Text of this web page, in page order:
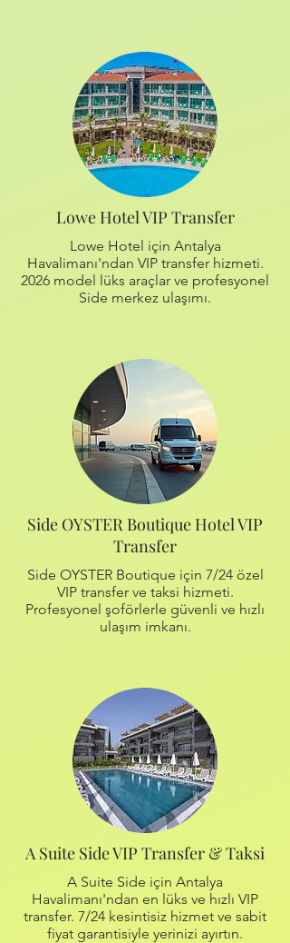
Lowe Hotel VIP Transfer
Lowe Hotel için Antalya
Havalimanı'ndan VIP transfer hizmeti.
2026 model lüks araçlar ve profesyonel
Side merkez ulaşımı.
Side OYSTER Boutique Hotel VIP
Transfer
Side OYSTER Boutique için 7/24 özel
VIP transfer ve taksi hizmeti.
Profesyonel şoförlerle güvenli ve hızlı
ulaşım imkanı.
A Suite Side VIP Transfer & Taksi
A Suite Side için Antalya
Havalimanı'ndan en lüks ve hızlı VIP
transfer. 7/24 kesintisiz hizmet ve sabit
fiyat garantisiyle yerinizi ayırtın.